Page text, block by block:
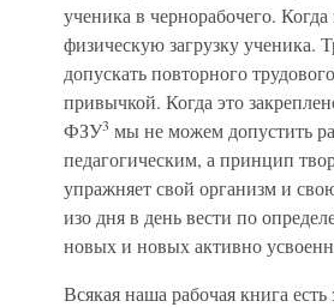
ученика в чернорабочего.
физическую загрузку ученика.
допускать повторного
привычкой. Когда это
ФЗУ3 мы не можем допустить
педагогическим, а принцип
упражняет свой организм и
изо дня в день вести по
новых и новых активно
Всякая наша рабочая книга